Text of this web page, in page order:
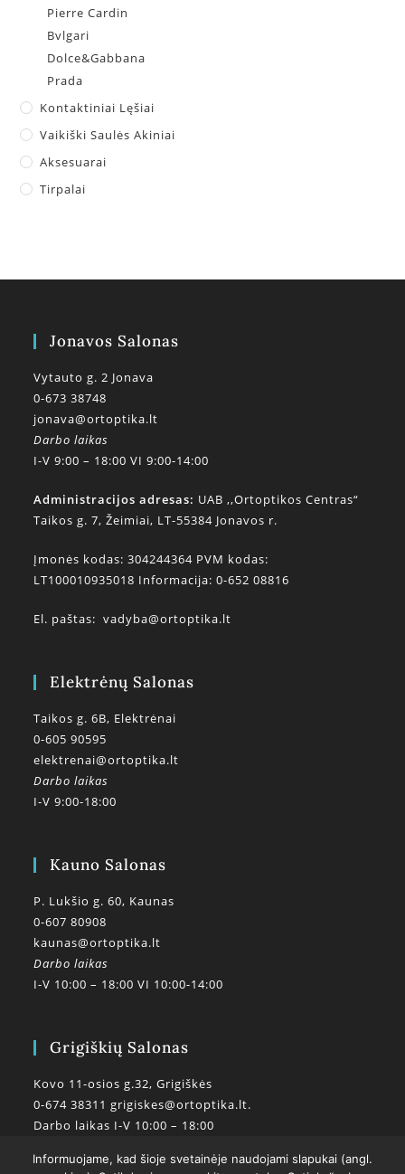
Pierre Cardin
Bvlgari
Dolce&Gabbana
Prada
Kontaktiniai Lęšiai
Vaikiški Saulės Akiniai
Aksesuarai
Tirpalai
Jonavos Salonas
Vytauto g. 2 Jonava
0-673 38748
jonava@ortoptika.lt
Darbo laikas
I-V 9:00 – 18:00 VI 9:00-14:00
Administracijos adresas: UAB ,,Ortoptikos Centras“
Taikos g. 7, Žeimiai, LT-55384 Jonavos r.
Įmonės kodas: 304244364 PVM kodas:
LT100010935018 Informacija: 0-652 08816
El. paštas:vadyba@ortoptika.lt
Elektrėnų Salonas
Taikos g. 6B, Elektrėnai
0-605 90595
elektrenai@ortoptika.lt
Darbo laikas
I-V 9:00-18:00
Kauno Salonas
P. Lukšio g. 60, Kaunas
0-607 80908
kaunas@ortoptika.lt
Darbo laikas
I-V 10:00 – 18:00 VI 10:00-14:00
Grigiškių Salonas
Kovo 11-osios g.32, Grigiškės
0-674 38311grigiskes@ortoptika.lt.
Darbo laikas I-V 10:00 – 18:00
Informuojame, kad šioje svetainėje naudojami slapukai (angl.